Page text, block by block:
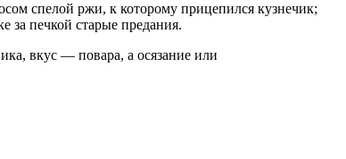
спелой ржи, к которому прицепился кузнечик;
за печкой старые предания.
вкус — повара, а осязание или